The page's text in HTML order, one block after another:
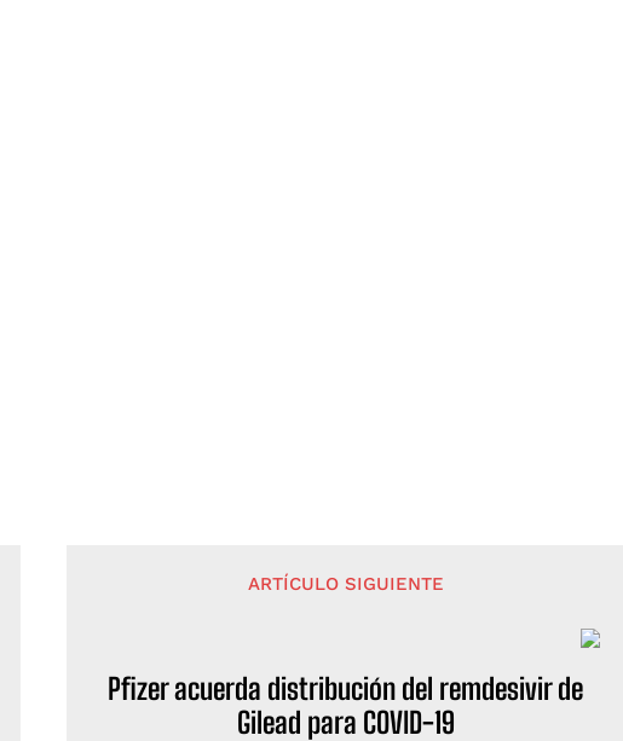
ARTÍCULO SIGUIENTE
Pfizer acuerda distribución del remdesivir de
Gilead para COVID-19